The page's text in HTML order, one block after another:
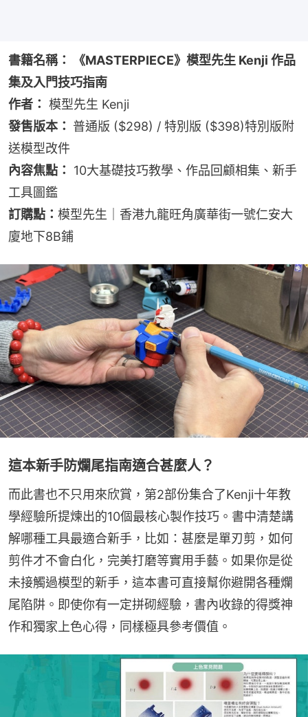
書籍名稱： 《MASTERPIECE》模型先生 Kenji 作品
集及入門技巧指南
作者： 模型先生 Kenji
發售版本： 普通版 ($298) / 特別版 ($398)特別版附
送模型改件
內容焦點：
10大基礎技巧教學、作品回顧相集、新手
工具圖鑑
訂購點： 模型先生｜香港九龍旺角廣華街一號仁安大
廈地下8B鋪
這本新手防爛尾指南適合甚麼人？
而此書也不只用來欣賞，第2部份集合了Kenji十年教
學經驗所提煉出的10個最核心製作技巧。書中清楚講
解哪種工具最適合新手，比如：甚麼是單刃剪，如何
剪件才不會白化，完美打磨等實用手藝。如果你是從
未接觸過模型的新手，這本書可直接幫你避開各種爛
尾陷阱。即使你有一定拼砌經驗，書內收錄的得獎神
作和獨家上色心得，同樣極具參考價值。